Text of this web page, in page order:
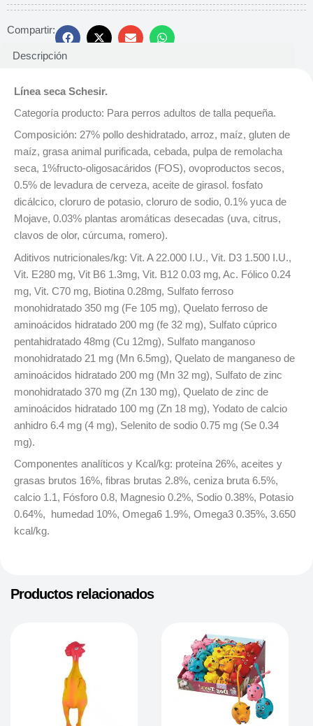
Compartir:
Descripción
Línea seca Schesir.
Categoría producto: Para perros adultos de talla pequeña.
Composición: 27% pollo deshidratado, arroz, maíz, gluten de
maíz, grasa animal purificada, cebada, pulpa de remolacha
seca, 1%fructo-oligosacáridos (FOS), ovoproductos secos,
0.5% de levadura de cerveza, aceite de girasol. fosfato
dicálcico, cloruro de potasio, cloruro de sodio, 0.1% yuca de
Mojave, 0.03% plantas aromáticas desecadas (uva, citrus,
clavos de olor, cúrcuma, romero).
Aditivos nutricionales/kg: Vit. A 22.000 I.U., Vit. D3 1.500 I.U.,
Vit. E280 mg, Vit B6 1.3mg, Vit. B12 0.03 mg, Ac. Fólico 0.24
mg, Vit. C70 mg, Biotina 0.28mg, Sulfato ferroso
monohidratado 350 mg (Fe 105 mg), Quelato ferroso de
aminoácidos hidratado 200 mg (fe 32 mg), Sulfato cúprico
pentahidratado 48mg (Cu 12mg), Sulfato manganoso
monohidratado 21 mg (Mn 6.5mg), Quelato de manganeso de
aminoácidos hidratado 200 mg (Mn 32 mg), Sulfato de zinc
monohidratado 370 mg (Zn 130 mg), Quelato de zinc de
aminoácidos hidratado 100 mg (Zn 18 mg), Yodato de calcio
anhidro 6.4 mg (4 mg), Selenito de sodio 0.75 mg (Se 0.34
mg).
Componentes analíticos y Kcal/kg: proteína 26%, aceites y
grasas brutos 16%, fibras brutas 2.8%, ceniza bruta 6.5%,
calcio 1.1, Fósforo 0.8, Magnesio 0.2%, Sodio 0.38%, Potasio
0.64%, humedad 10%, Omega6 1.9%, Omega3 0.35%, 3.650
kcal/kg.
Productos relacionados